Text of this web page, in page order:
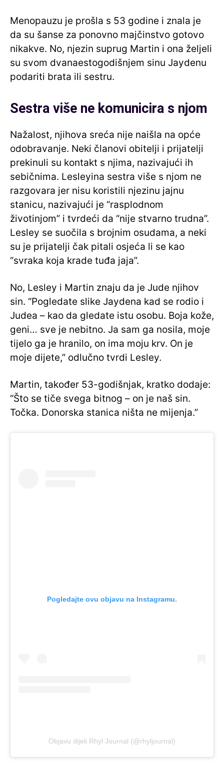
Menopauzu je prošla s 53 godine i znala je
da su šanse za ponovno majčinstvo gotovo
nikakve. No, njezin suprug Martin i ona željeli
su svom dvanaestogodišnjem sinu Jaydenu
podariti brata ili sestru.
Sestra više ne komunicira s njom
Nažalost, njihova sreća nije naišla na opće
odobravanje. Neki članovi obitelji i prijatelji
prekinuli su kontakt s njima, nazivajući ih
sebičnima. Lesleyina sestra više s njom ne
razgovara jer nisu koristili njezinu jajnu
stanicu, nazivajući je “rasplodnom
životinjom” i tvrdeći da “nije stvarno trudna”.
Lesley se suočila s brojnim osudama, a neki
su je prijatelji čak pitali osjeća li se kao
“svraka koja krade tuđa jaja”.
No, Lesley i Martin znaju da je Jude njihov
sin. “Pogledate slike Jaydena kad se rodio i
Judea – kao da gledate istu osobu. Boja kože,
geni… sve je nebitno. Ja sam ga nosila, moje
tijelo ga je hranilo, on ima moju krv. On je
moje dijete,” odlučno tvrdi Lesley.
Martin, također 53-godišnjak, kratko dodaje:
“Što se tiče svega bitnog – on je naš sin.
Točka. Donorska stanica ništa ne mijenja.”
Pogledajte ovu objavu na Instagramu.
Objavu dijeli Rhyl Journal (@rhyljournal)